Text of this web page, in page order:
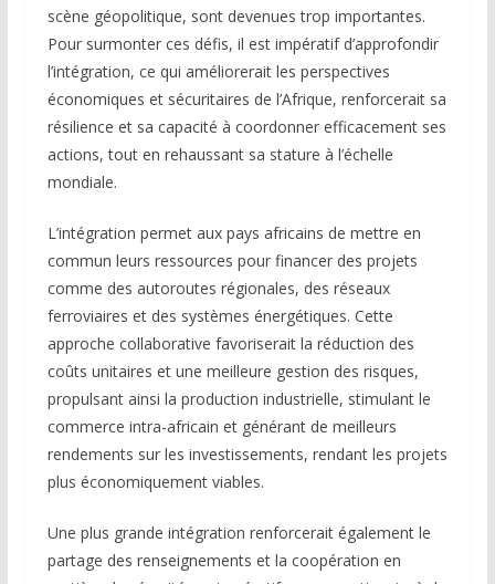
scène géopolitique, sont devenues trop importantes.
Pour surmonter ces défis, il est impératif d’approfondir
l’intégration, ce qui améliorerait les perspectives
économiques et sécuritaires de l’Afrique, renforcerait sa
résilience et sa capacité à coordonner efficacement ses
actions, tout en rehaussant sa stature à l’échelle
mondiale.
L’intégration permet aux pays africains de mettre en
commun leurs ressources pour financer des projets
comme des autoroutes régionales, des réseaux
ferroviaires et des systèmes énergétiques. Cette
approche collaborative favoriserait la réduction des
coûts unitaires et une meilleure gestion des risques,
propulsant ainsi la production industrielle, stimulant le
commerce intra-africain et générant de meilleurs
rendements sur les investissements, rendant les projets
plus économiquement viables.
Une plus grande intégration renforcerait également le
partage des renseignements et la coopération en